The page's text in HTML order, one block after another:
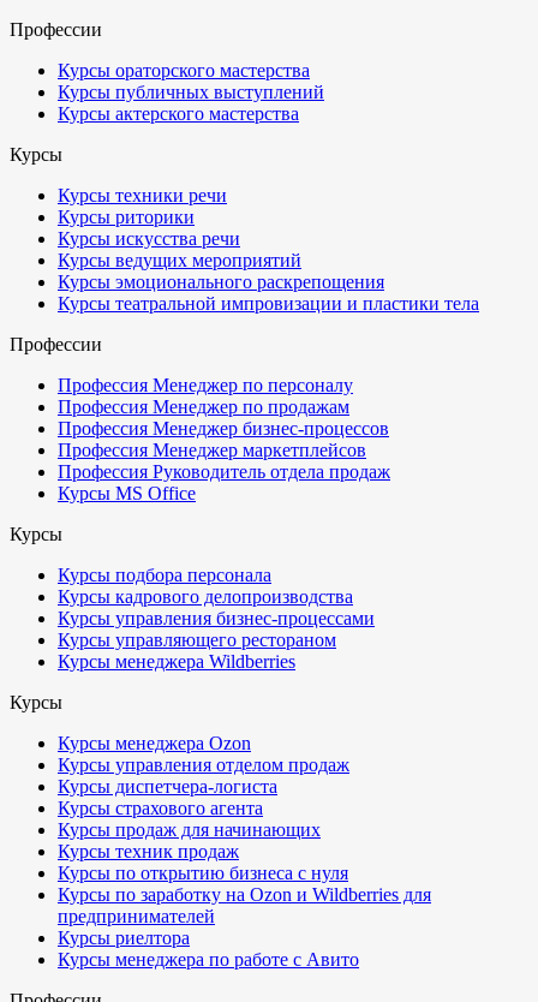
Профессии
Курсы ораторского мастерства
Курсы публичных выступлений
Курсы актерского мастерства
Курсы
Курсы техники речи
Курсы риторики
Курсы искусства речи
Курсы ведущих мероприятий
Курсы эмоционального раскрепощения
Курсы театральной импровизации и пластики тела
Профессии
Профессия Менеджер по персоналу
Профессия Менеджер по продажам
Профессия Менеджер бизнес-процессов
Профессия Менеджер маркетплейсов
Профессия Руководитель отдела продаж
Курсы MS Office
Курсы
Курсы подбора персонала
Курсы кадрового делопроизводства
Курсы управления бизнес-процессами
Курсы управляющего рестораном
Курсы менеджера Wildberries
Курсы
Курсы менеджера Ozon
Курсы управления отделом продаж
Курсы диспетчера-логиста
Курсы страхового агента
Курсы продаж для начинающих
Курсы техник продаж
Курсы по открытию бизнеса с нуля
Курсы по заработку на Ozon и Wildberries для
предпринимателей
Курсы риелтора
Курсы менеджера по работе с Авито